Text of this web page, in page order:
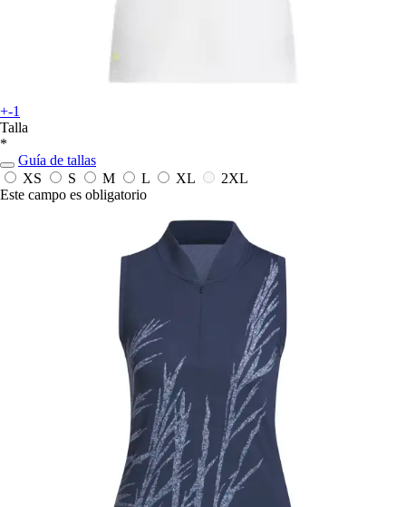
+-1
Talla
*
Guía de tallas
XS
S M L XL
2XL
Este campo es obligatorio